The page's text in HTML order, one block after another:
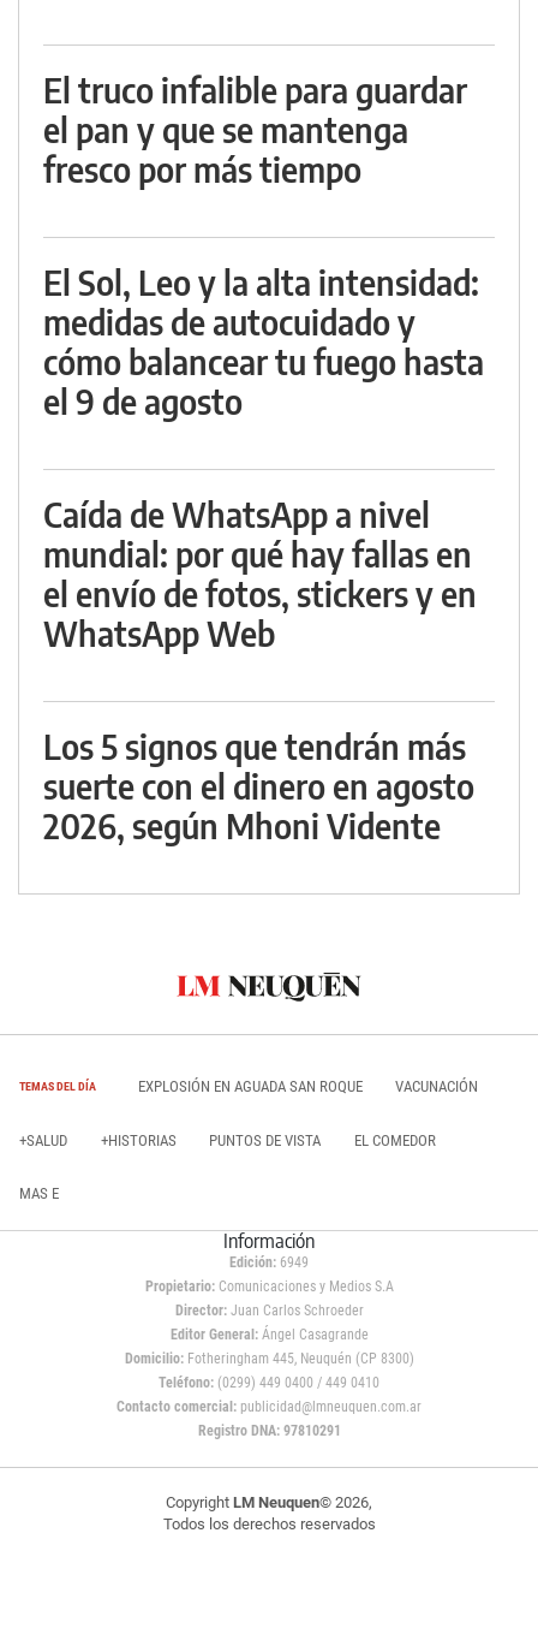
El truco infalible para guardar
el pan y que se mantenga
fresco por más tiempo
El Sol, Leo y la alta intensidad:
medidas de autocuidado y
cómo balancear tu fuego hasta
el 9 de agosto
Caída de WhatsApp a nivel
mundial: por qué hay fallas en
el envío de fotos, stickers y en
WhatsApp Web
Los 5 signos que tendrán más
suerte con el dinero en agosto
2026, según Mhoni Vidente
TEMAS DEL DÍA EXPLOSIÓN EN AGUADA SAN ROQUE VACUNACIÓN
+SALUD +HISTORIAS PUNTOS DE VISTA EL COMEDOR
MAS E
Información
Edición: 6949
Propietario:Comunicaciones y Medios S.A
Director: Juan Carlos Schroeder
Editor General:Ángel Casagrande
Domicilio:Fotheringham 445, Neuquén (CP 8300)
Teléfono: (0299) 449 0400 / 449 0410
Contacto comercial: publicidad@lmneuquen.com.ar
Registro DNA: 97810291
Copyright LM Neuquen© 2026,
Todos los derechos reservados